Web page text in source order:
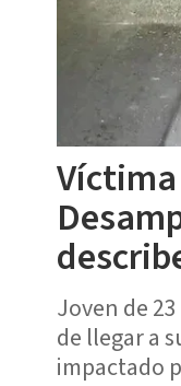
Joven de
de llegar a
impactado